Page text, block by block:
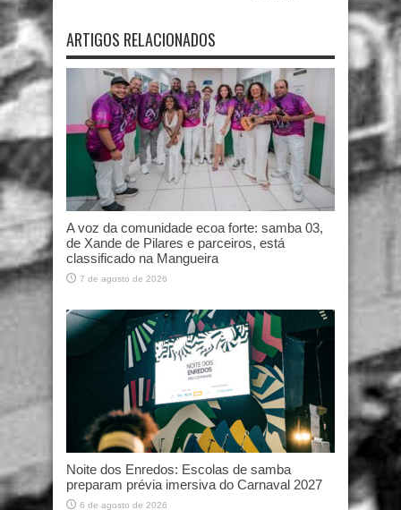
ARTIGOS RELACIONADOS
A voz da comunidade ecoa forte: samba 03,
de Xande de Pilares e parceiros, está
classificado na Mangueira
7 de agosto de 2026
Noite dos Enredos: Escolas de samba
preparam prévia imersiva do Carnaval 2027
6 de agosto de 2026